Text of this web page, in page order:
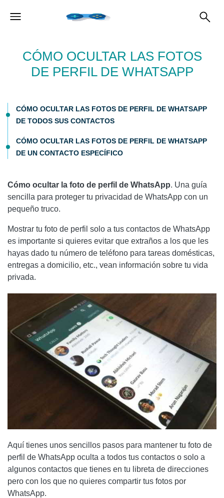
CÓMO OCULTAR LAS FOTOS
DE PERFIL DE WHATSAPP
CÓMO OCULTAR LAS FOTOS DE PERFIL DE WHATSAPP
DE TODOS SUS CONTACTOS
CÓMO OCULTAR LAS FOTOS DE PERFIL DE WHATSAPP
DE UN CONTACTO ESPECÍFICO
Cómo ocultar la foto de perfil de WhatsApp. Una guía
sencilla para proteger tu privacidad de WhatsApp con un
pequeño truco.
Mostrar tu foto de perfil solo a tus contactos de WhatsApp
es importante si quieres evitar que extraños a los que les
hayas dado tu número de teléfono para tareas domésticas,
entregas a domicilio, etc., vean información sobre tu vida
privada.
Aquí tienes unos sencillos pasos para mantener tu foto de
perfil de WhatsApp oculta a todos tus contactos o solo a
algunos contactos que tienes en tu libreta de direcciones
pero con los que no quieres compartir tus fotos por
WhatsApp.